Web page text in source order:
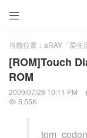

当前位置： aRAY「爱生
[ROM]Touch
ROM
2009/07/28 10:11 PM
 5.55K